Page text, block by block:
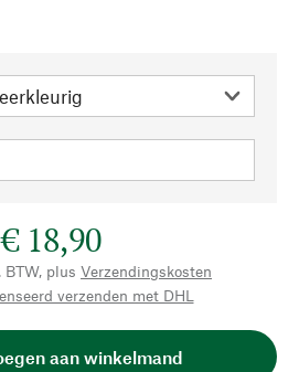
€ 18,90
plus Verzendingskosten
verzenden met DHL
aan winkelmand